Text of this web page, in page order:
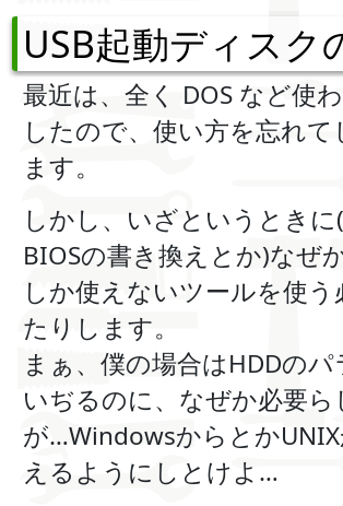
USB起動ディスク
最近は、全く DOS など使
したので、使い方を忘れ
ます。
しかし、いざというときに(
BIOSの書き換えとか)なぜ
しか使えないツールを使う
たりします。
まぁ、僕の場合はHDDの
いぢるのに、なぜか必要
が…Windowsからとか
えるようにしとけよ…